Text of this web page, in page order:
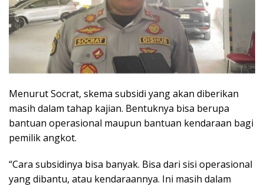
Menurut Socrat, skema subsidi yang akan diberikan
masih dalam tahap kajian. Bentuknya bisa berupa
bantuan operasional maupun bantuan kendaraan bagi
pemilik angkot.
“Cara subsidinya bisa banyak. Bisa dari sisi operasional
yang dibantu, atau kendaraannya. Ini masih dalam